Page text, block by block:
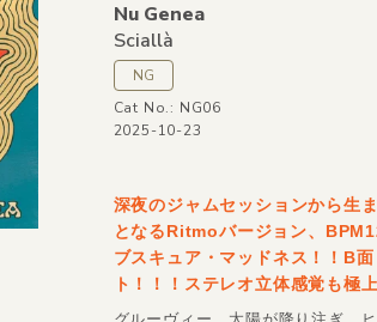
Nu Genea
Sciallà
NG
Cat No.: NG06
2025-10-23
深夜のジャムセッションから生
となるRitmoバージョン、
ブスキュア・マッドネス！！B
ト！！！ステレオ立体感覚も極